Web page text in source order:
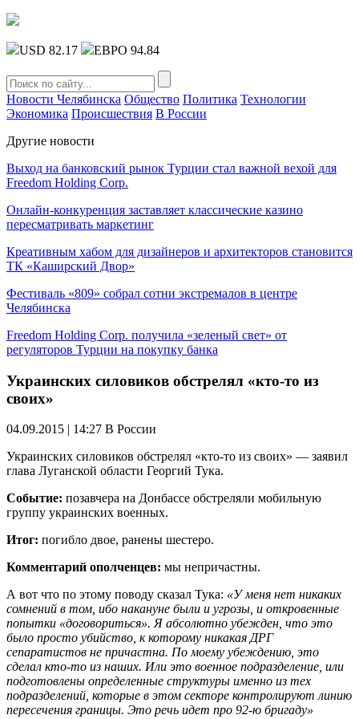
USD 82.17 ЕВРО 94.84
Новости Челябинска Общество Политика Технологии
Экономика Происшествия В России
Другие новости
Выход на банковский рынок Турции стал важной вехой для
Freedom Holding Corp.
Онлайн-конкуренция заставляет классические казино
пересматривать маркетинг
Креативным хабом для дизайнеров и архитекторов становится
ТК «Каширский Двор»
Фестиваль «809» собрал сотни экстремалов в центре
Челябинска
Freedom Holding Corp. получила «зеленый свет» от
регуляторов Турции на покупку банка
Украинских силовиков обстрелял «кто-то из
своих»
04.09.2015 | 14:27 В России
Украинских силовиков обстрелял «кто-то из своих» — заявил
глава Луганской области Георгий Тука.
Событие: позавчера на Донбассе обстреляли мобильную
группу украинских военных.
Итог: погибло двое, ранены шестеро.
Комментарий ополченцев: мы непричастны.
А вот что по этому поводу сказал Тука: «У меня нет никаких
сомнений в том, ибо накануне были и угрозы, и откровенные
попытки «договориться». Я абсолютно убежден, что это
было просто убийство, к которому никакая ДРГ
сепаратистов не причастна. По моему убеждению, это
сделал кто-то из наших. Или это военное подразделение, или
подготовлены определенные структуры именно из тех
подразделений, которые в этом секторе контролируют линию
пересечения границы. Это речь идет про 92-ю бригаду»